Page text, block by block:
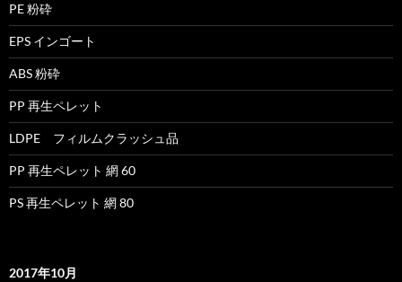
PE 粉砕
EPS インゴート
ABS 粉砕
PP 再生ペレット
LDPE フィルムクラッシュ品
PP 再生ペレット 網 60
PS 再生ペレット 網 80
2017年10月